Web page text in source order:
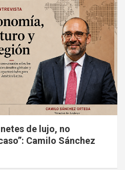
de lujo, no
Camilo Sánchez